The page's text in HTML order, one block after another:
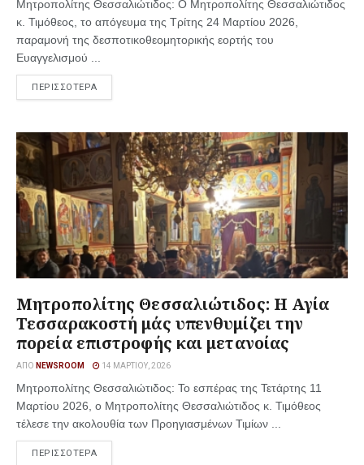
Μητροπολίτης Θεσσαλιώτιδος: Ο Μητροπολίτης Θεσσαλιώτιδος
κ. Τιμόθεος, το απόγευμα της Τρίτης 24 Μαρτίου 2026,
παραμονή της δεσποτικοθεομητορικής εορτής του
Ευαγγελισμού ...
ΠΕΡΙΣΣΟΤΕΡΑ
Μητροπολίτης Θεσσαλιώτιδος: Η Αγία
Τεσσαρακοστή μάς υπενθυμίζει την
πορεία επιστροφής και μετανοίας
ΑΠΌ NEWSROOM 14 ΜΑΡΤΊΟΥ, 2026
Μητροπολίτης Θεσσαλιώτιδος: Το εσπέρας της Τετάρτης 11
Μαρτίου 2026, ο Μητροπολίτης Θεσσαλιώτιδος κ. Τιμόθεος
τέλεσε την ακολουθία των Προηγιασμένων Τιμίων ...
ΠΕΡΙΣΣΟΤΕΡΑ